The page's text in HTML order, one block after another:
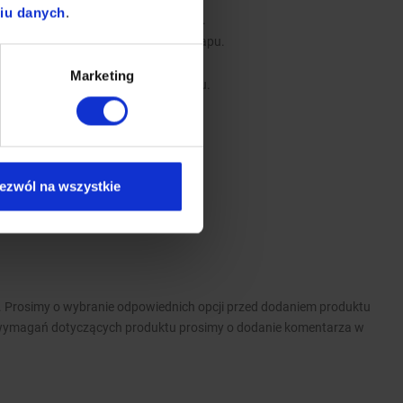
danych.
Marketing
na wszystkie
i zawiesi umożliwiających montaż.
dodatkowe wyposażenie okapu.
instalacji wentylacyjnej w budynku.
o wybranie odpowiednich opcji przed dodaniem produktu
dotyczących produktu prosimy o dodanie komentarza w